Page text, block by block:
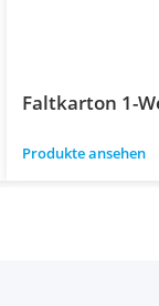
Faltkarton 1-
Produkte ansehen